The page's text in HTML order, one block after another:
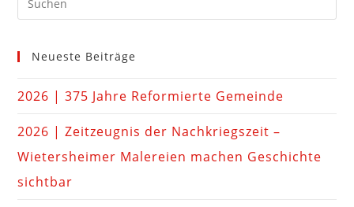
Neueste Beiträge
2026 | 375 Jahre Reformierte Gemeinde
2026 | Zeitzeugnis der Nachkriegszeit –
Wietersheimer Malereien machen Geschichte
sichtbar